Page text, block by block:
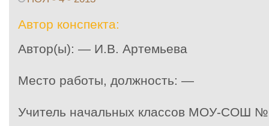
Автор конспекта:
Автор(ы): — И.В. Артемьева
Место работы, должность: —
Учитель начальных классов МОУ-СОШ